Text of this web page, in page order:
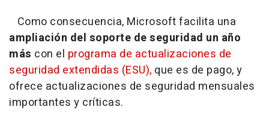
Como consecuencia, Microsoft facilita una
ampliación del soporte de seguridad un año
más con el programa de actualizaciones de
seguridad extendidas (ESU), que es de pago, y
ofrece actualizaciones de seguridad mensuales
importantes y críticas.